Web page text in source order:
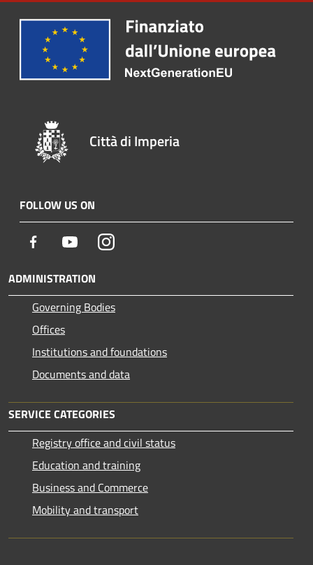
Città di Imperia
FOLLOW US ON
Facebook YoutubeInstagram
ADMINISTRATION
Governing Bodies
Offices
Institutions and foundations
Documents and data
SERVICE CATEGORIES
Registry office and civil status
Education and training
Business and Commerce
Mobility and transport